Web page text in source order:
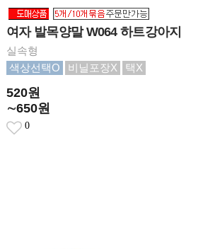
여자 발목양말 W064 하트강아지
실속형
색상선택O
비닐포장X 택X
520원
∼650원
0